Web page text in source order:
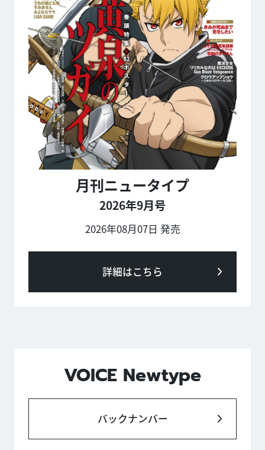
月刊ニュータイプ
2026年9月号
2026年08月07日 発売
詳細はこちら
VOICE Newtype
バックナンバー